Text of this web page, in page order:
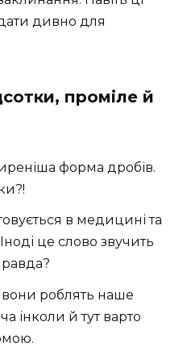
дивно для
проміле й
форма дробів.
в медицині та
це слово звучить
вони роблять наше
інколи й тут варто